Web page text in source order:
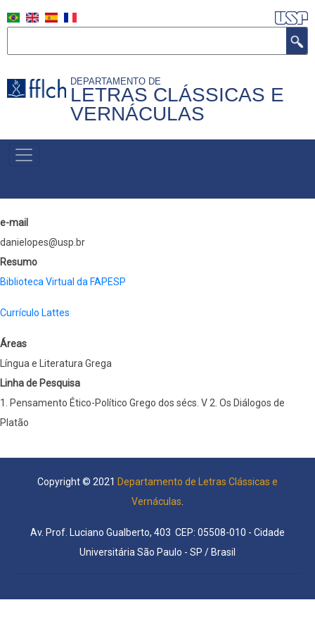
para
principal
DEPARTAMENTO DE
LETRAS CLÁSSICAS E
VERNÁCULAS
MENU
e-mail
danielopes@usp.br
Resumo
Biblioteca Virtual da FAPESP
Currículo Lattes
Áreas
Língua e Literatura Grega
Linha de Pesquisa
1. Pensamento Ético-Político Grego dos sécs. V 2. Os Diálogos de
Platão
Copyright © 2021 Departamento de Letras Clássicas e
Vernáculas
Av. Prof. Luciano Gualberto, 403 CEP: 05508-010 - Cidade
Universitária São Paulo - SP / Brasil